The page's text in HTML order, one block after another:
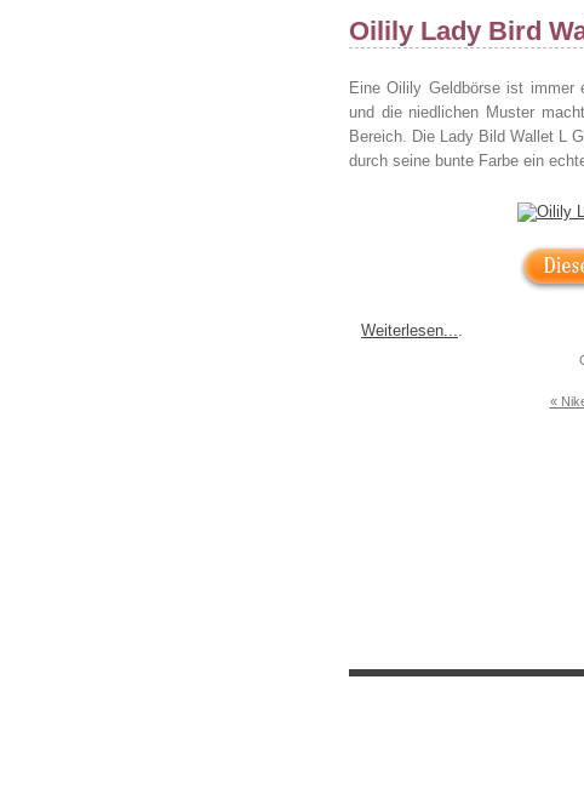
Oilily Lady Bird
Eine Oilily Geldbörse ist immer
und die niedlichen Muster
Bereich. Die Lady Bild Wallet L
durch seine bunte Farbe ein
Weiterlesen....
«